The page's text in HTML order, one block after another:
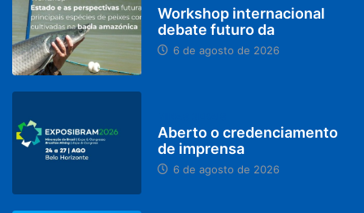
Workshop internacional
debate futuro da
6 de agosto de 2026
Aberto o credenciamento
de imprensa
6 de agosto de 2026